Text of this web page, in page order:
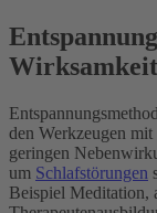
Wirksamkeit
den Werkzeugen
geringen
um Schlafstörungen
Beispiel Meditation,